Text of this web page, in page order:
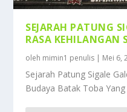
SEJARAH PATUNG
RASA KEHILANGAN
oleh mimin1 penulis | Mei 6,
Sejarah Patung Sigale
Budaya Batak Toba